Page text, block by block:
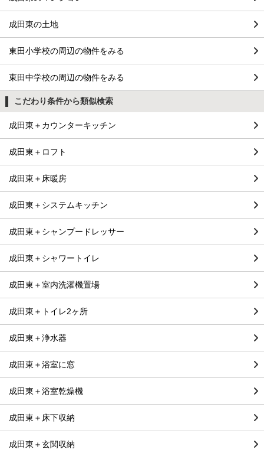
成田東の土地
東田小学校の周辺の物件をみる
東田中学校の周辺の物件をみる
こだわり条件から類似検索
成田東＋カウンターキッチン
成田東＋ロフト
成田東＋床暖房
成田東＋システムキッチン
成田東＋シャンプードレッサー
成田東＋シャワートイレ
成田東＋室内洗濯機置場
成田東＋トイレ2ヶ所
成田東＋浄水器
成田東＋浴室に窓
成田東＋浴室乾燥機
成田東＋床下収納
成田東＋玄関収納